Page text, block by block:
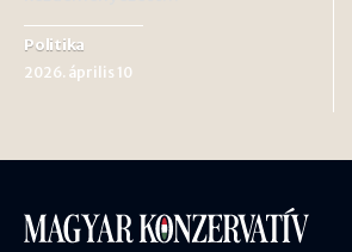
Politika
2026. április 10